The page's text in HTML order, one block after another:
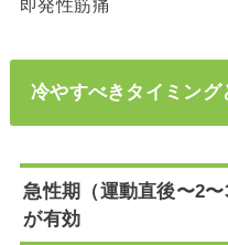
即発性筋痛
冷やすべきタイミング
急性期（運動直後〜2
が有効